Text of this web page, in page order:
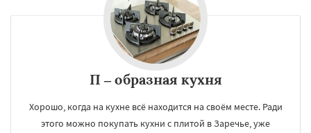
П – образная кухня
Хорошо, когда на кухне всё находится на своём месте. Ради
этого можно покупать кухни с плитой в Заречье, уже